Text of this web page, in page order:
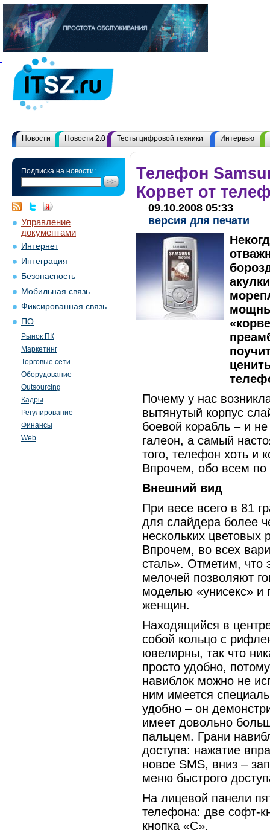
Новости Новости 2.0 Тесты цифровой техники Интервью
Подписка на новости:
Управление
документами
Интернет
Интеграция
Безопасность
Мобильная связь
Фиксированная связь
ПО
Рынок ПК
Маркетинг
Торговые сети
Оборудование
Outsourcing
Кадры
Регулирование
Финансы
Web
Телефон
Корвет от
09.10.2008 05:33
версия для печати
Почему у нас
вытянутый корпус
боевой корабль – и
галеон, а самый
того, телефон хоть и
Впрочем, обо всем по
Внешний вид
При весе всего в 81
для слайдера более
нескольких
Впрочем, во всех
сталь». Отметим, что
мелочей позволяют
моделью «унисекс» и
женщин.
Находящийся в
собой кольцо с
ювелирны, так что
просто удобно,
навиблок можно не
ним имеется
удобно – он
имеет довольно
пальцем. Грани
доступа: нажатие
новое SMS, вниз –
меню быстрого
На лицевой панели
телефона: две софт-
кнопка «С».